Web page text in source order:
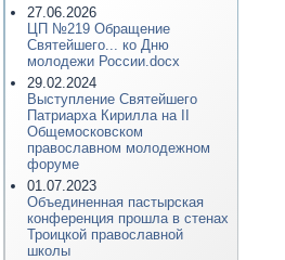
27.06.2026
ЦП №219 Обращение
Святейшего... ко Дню
молодежи России.docx
29.02.2024
Выступление Святейшего
Патриарха Кирилла на II
Общемосковском
православном молодежном
форуме
01.07.2023
Объединенная пастырская
конференция прошла в стенах
Троицкой православной
школы